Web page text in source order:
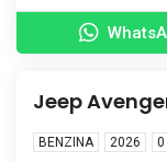
KM0
Info
Jeep
BENZINA 2026 0